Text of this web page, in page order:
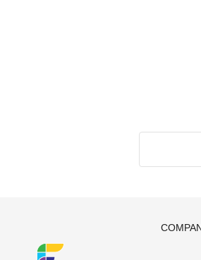
Móveis para eventos e móveis para
executado mais de 300 projetos